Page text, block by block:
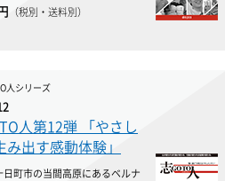
（税別・送料別）
人シリーズ
人第12弾 「やさし
み出す感動体験」
日町市の当間高原にあるベルナ